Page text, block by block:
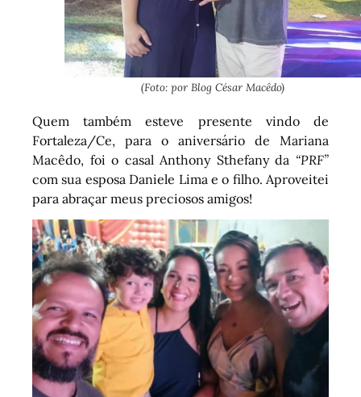
(Foto: por Blog César Macêdo)
Quem também esteve presente vindo de
Fortaleza/Ce, para o aniversário de Mariana
Macêdo, foi o casal Anthony Sthefany da “PRF”
com sua esposa Daniele Lima e o filho. Aproveitei
para abraçar meus preciosos amigos!